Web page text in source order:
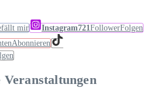
mir Instagram721FollowerFolgen
Abonnieren
Veranstaltungen